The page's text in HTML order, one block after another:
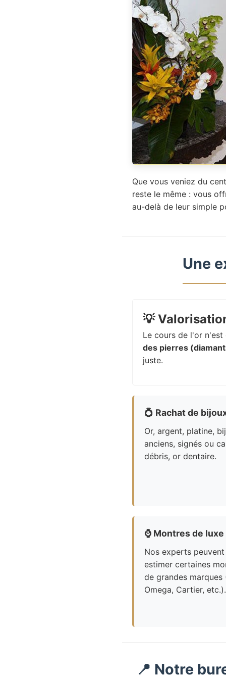
Que vous veniez du
reste le même : vous
au-delà de leur simple
Une
💡
Le cours de l'or
des pierres
juste.
💍 Rachat de
Or, argent, platine,
anciens, signés ou
débris, or dentaire.
⌚ Montres de luxe
Nos experts peuvent
estimer certaines
de grandes marques
Omega, Cartier, etc.).
📍 Notre